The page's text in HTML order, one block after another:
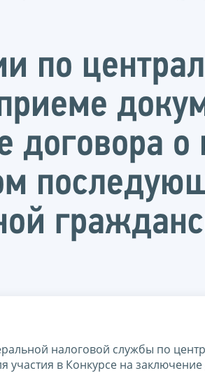
по
договора
налоговой службы по
участия в Конкурсе на